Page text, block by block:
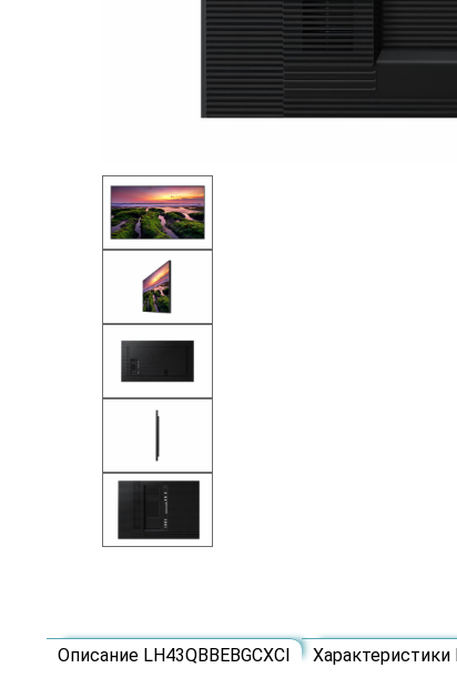
Описание LH43QBBEBGCXCI Характеристики